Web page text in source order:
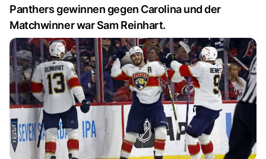
Panthers gewinnen gegen Carolina und der
Matchwinner war Sam Reinhart.